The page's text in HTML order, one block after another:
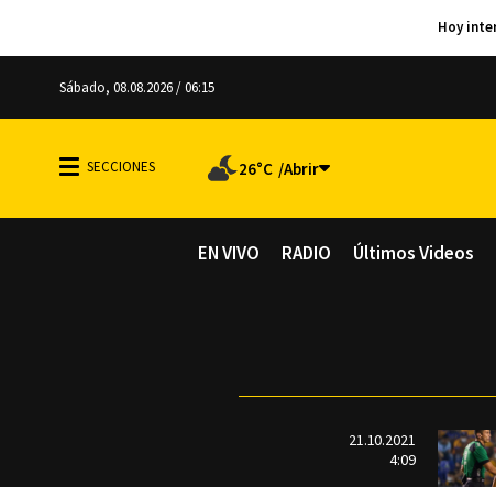
Sábado, 08.08.2026 / 06:15
26°C
EN VIVO RADIO Últimos Videos
21.10.2021
4:09